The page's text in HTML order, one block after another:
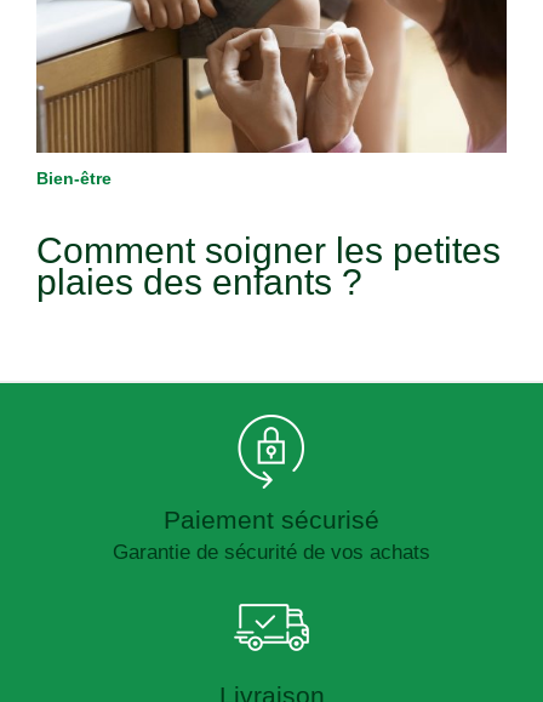
Bien-être
Comment soigner les petites
plaies des enfants ?
Paiement sécurisé
Garantie de sécurité de vos achats
Livraison